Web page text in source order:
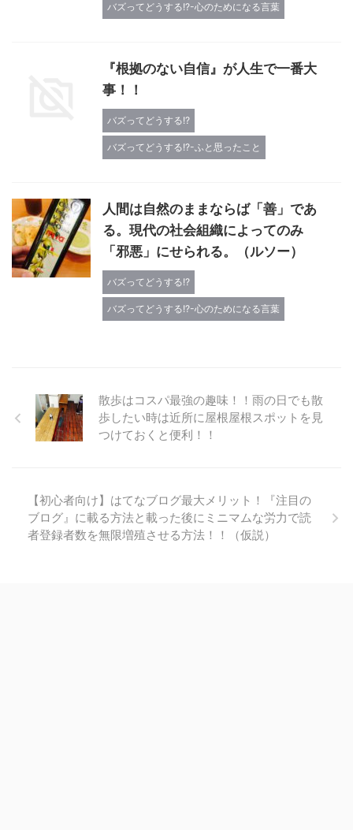
バズってどうする!?-心のためになる言葉
『根拠のない自信』が人生で一番大
事！！
バズってどうする!?
バズってどうする!?-ふと思ったこと
人間は自然のままならば「善」であ
る。現代の社会組織によってのみ
「邪悪」にせられる。（ルソー）
バズってどうする!?
バズってどうする!?-心のためになる言葉
散歩はコスパ最強の趣味！！雨の日でも散
歩したい時は近所に屋根屋根スポットを見
つけておくと便利！！
【初心者向け】はてなブログ最大メリット！『注目の
ブログ』に載る方法と載った後にミニマムな労力で読
者登録者数を無限増殖させる方法！！（仮説）